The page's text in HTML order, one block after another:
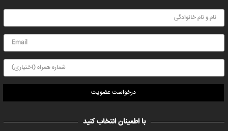
درخواست عضویت
با اطمینان انتخاب کنید